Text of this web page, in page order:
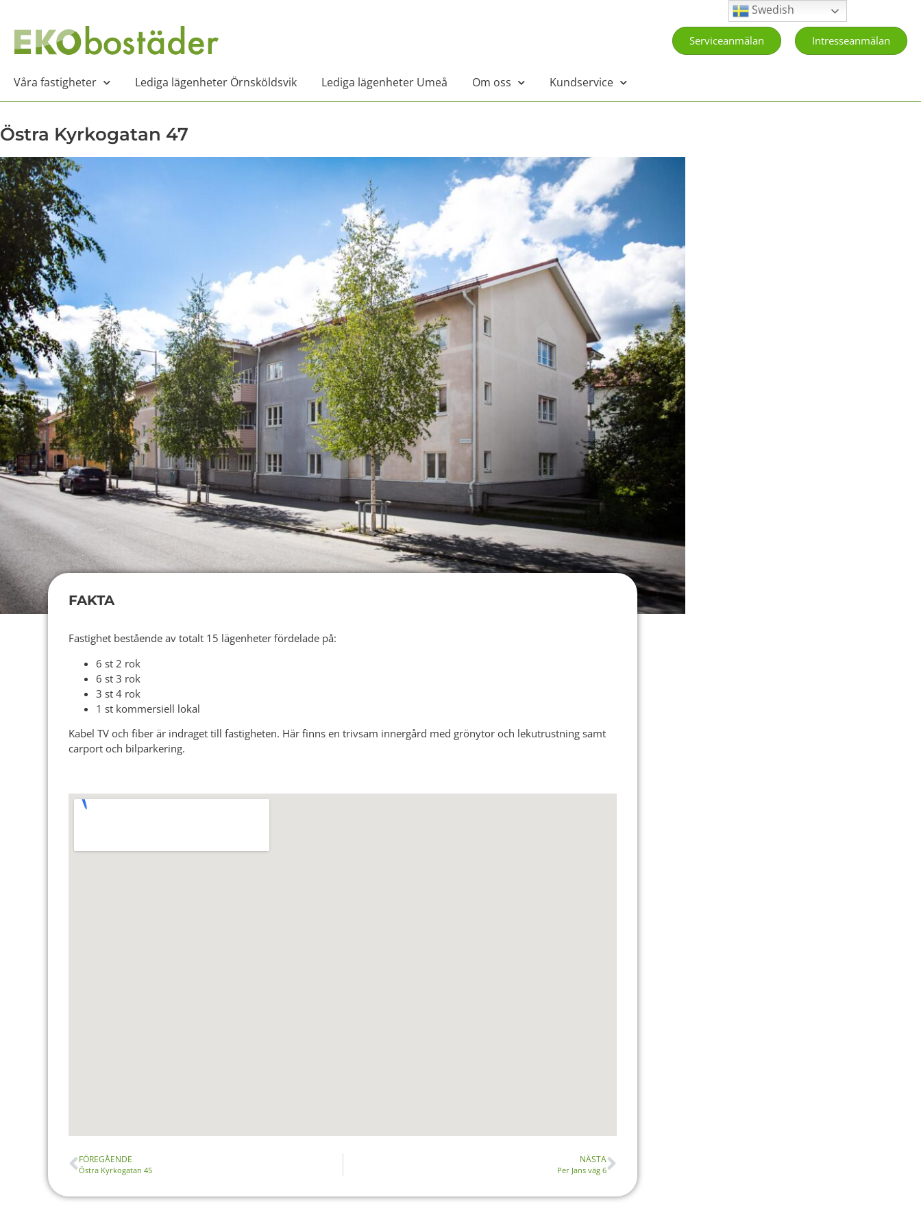
Serviceanmälan Intresseanmälan
Våra fastigheter Lediga lägenheter Örnsköldsvik Lediga lägenheter Umeå Om oss Kundservice
Östra Kyrkogatan 47
FAKTA
Fastighet bestående av totalt 15 lägenheter fördelade på:
6 st 2 rok
6 st 3 rok
3 st 4 rok
1 st kommersiell lokal
Kabel TV och fiber är indraget till fastigheten. Här finns en trivsam innergård med grönytor och lekutrustning samt
carport och bilparkering.
FÖREGÅENDE
Östra Kyrkogatan 45
NÄSTA
Per Jans väg 6
Swedish